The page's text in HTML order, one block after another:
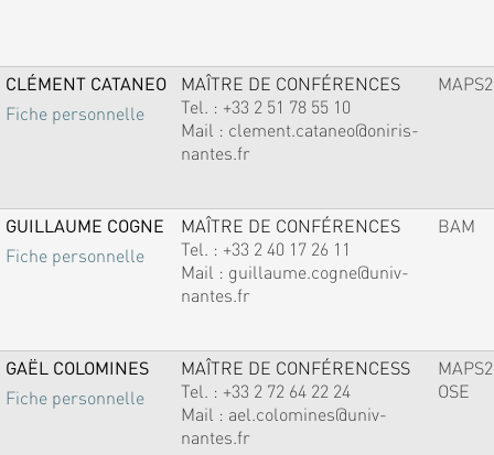
CLÉMENT CATANEO
Fiche personnelle
MAÎTRE DE CONFÉRENCES
Tel. : +33 2 51 78 55 10
Mail : clement.cataneo@oniris-
nantes.fr
MAPS2
GUILLAUME COGNE
Fiche personnelle
MAÎTRE DE CONFÉRENCES
Tel. : +33 2 40 17 26 11
Mail : guillaume.cogne@univ-
nantes.fr
BAM
GAËL COLOMINES
Fiche personnelle
MAÎTRE DE CONFÉRENCESS
Tel. : +33 2 72 64 22 24
Mail : ael.colomines@univ-
nantes.fr
MAPS2
OSE